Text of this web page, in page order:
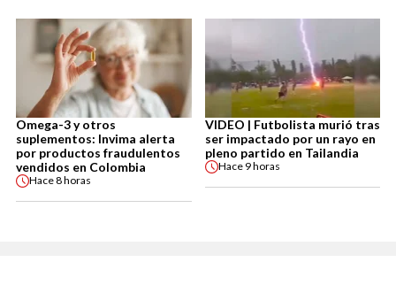
Omega-3 y otros
suplementos: Invima alerta
por productos fraudulentos
vendidos en Colombia
Hace8 horas
VIDEO | Futbolista murió tras
ser impactado por un rayo en
pleno partido en Tailandia
Hace 9 horas